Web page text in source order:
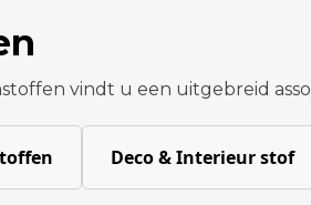
vindt u een uitgebreid
Deco & Interieur stof